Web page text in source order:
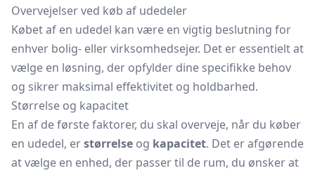
Overvejelser ved køb af udedeler
Købet af en udedel kan være en vigtig beslutning for
enhver bolig- eller virksomhedsejer. Det er essentielt at
vælge en løsning, der opfylder dine specifikke behov
og sikrer maksimal effektivitet og holdbarhed.
Størrelse og kapacitet
En af de første faktorer, du skal overveje, når du køber
en udedel, erstørrelse og kapacitet. Det er afgørende
at vælge en enhed, der passer til de rum, du ønsker at